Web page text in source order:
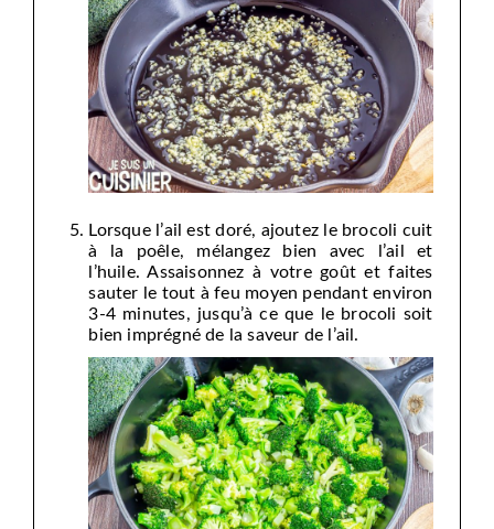
Lorsque l’ail est doré, ajoutez le brocoli cuit
à la poêle, mélangez bien avec l’ail et
l’huile. Assaisonnez à votre goût et faites
sauter le tout à feu moyen pendant environ
3-4 minutes, jusqu’à ce que le brocoli soit
bien imprégné de la saveur de l’ail.